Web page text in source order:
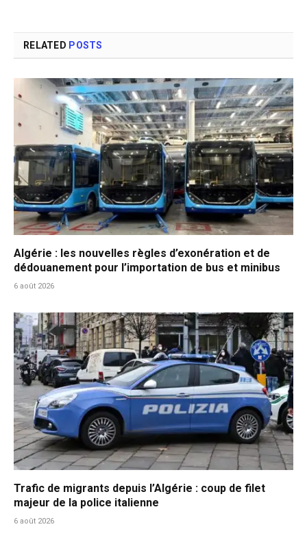
RELATED POSTS
Algérie : les nouvelles règles d’exonération et de
dédouanement pour l’importation de bus et minibus
6 août 2026
Trafic de migrants depuis l’Algérie : coup de filet
majeur de la police italienne
6 août 2026